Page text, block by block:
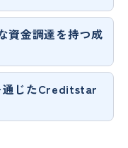
資金調達を持つ成
通じたCreditstar